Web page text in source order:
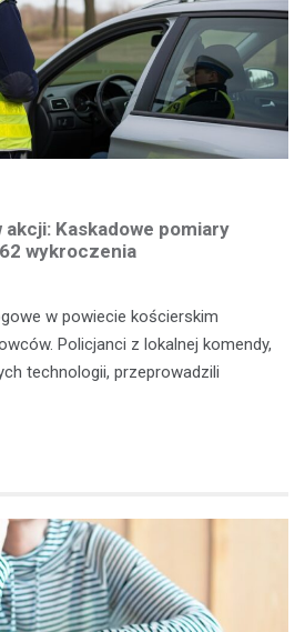
Kaskadowe pomiary
wykroczenia
w powiecie kościerskim
Policjanci z lokalnej komendy,
technologii, przeprowadzili